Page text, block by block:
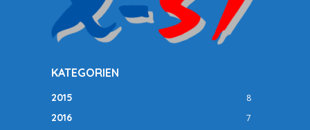
KATEGORIEN
2015 8
2016 7